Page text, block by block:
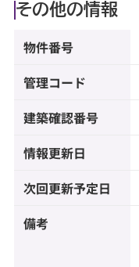
その他の情報
物件番号
管理コード
建築確認番号
情報更新日
次回更新予定日
備考